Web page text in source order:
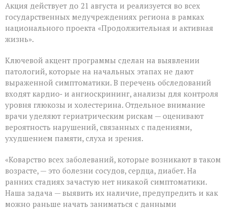
людей
«серебряного»
возраста
Акция действует до 21 августа и реализуется во всех
государственных медучреждениях региона в рамках
национального проекта «Продолжительная и активная
жизнь».
Ключевой акцент программы сделан на выявлении
патологий, которые на начальных этапах не дают
выраженной симптоматики. В перечень обследований
входят кардио‑ и ангиоскрининг, анализы для контроля
уровня глюкозы и холестерина. Отдельное внимание
врачи уделяют гериатрическим рискам — оценивают
вероятность нарушений, связанных с падениями,
ухудшением памяти, слуха и зрения.
«Коварство всех заболеваний, которые возникают в таком
возрасте, — это болезни сосудов, сердца, диабет. На
ранних стадиях зачастую нет никакой симптоматики.
Наша задача — выявить их наличие, предупредить и как
можно раньше начать заниматься с данными